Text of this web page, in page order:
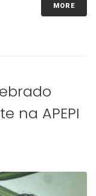
MORE
na APEPI